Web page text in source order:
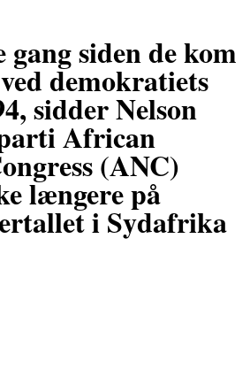
siden de kom
demokratiets
sidder Nelson
African
(ANC)
længere på
i Sydafrika